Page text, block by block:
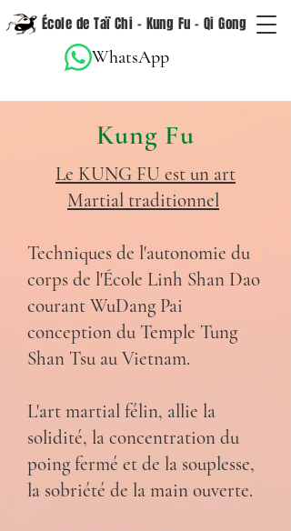
École de Taï Chi - Kung Fu - Qi Gong
WhatsApp
Kung Fu
Le KUNG FU est un art
Martial traditionnel
Techniques de l'autonomie du
corps de l'École Linh Shan Dao
courant WuDang Pai
conception du Temple Tung
Shan Tsu au Vietnam.
L'art martial félin, allie la
solidité, la concentration du
poing fermé et de la souplesse,
la sobriété de la main ouverte.